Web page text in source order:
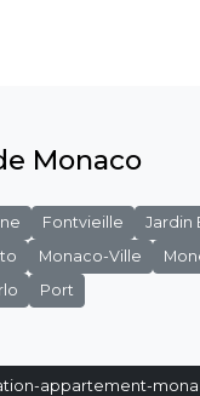
Monaco
Fontvieille
Jardin
Monaco-Ville
Port
appartement-